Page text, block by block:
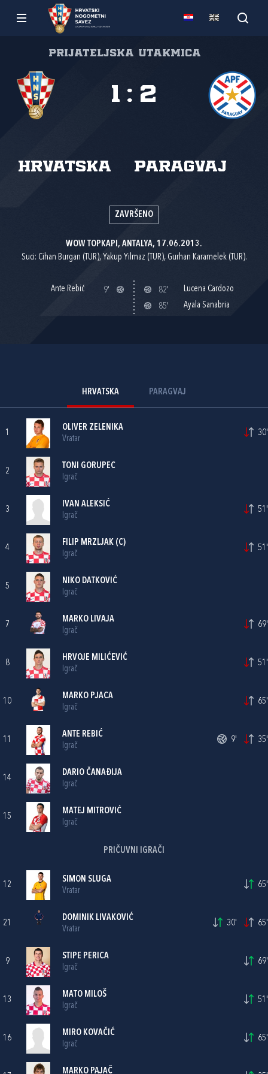
Prijateljska utakmica
Hrvatska Paragvaj
1 : 2
ZAVRŠENO
WOW TOPKAPI, ANTALYA, 17.06.2013.
Suci: Cihan Burgan (TUR), Yakup Yilmaz (TUR), Gurhan Karamelek (TUR).
Ante Rebić 9' 82'
Lucena Cardozo
85'
Ayala Sanabria
HRVATSKA PARAGVAJ
1
OLIVER ZELENIKA
Vratar
30'
2
TONI GORUPEC
Igrač
3
IVAN ALEKSIĆ
Igrač
51'
4
FILIP MRZLJAK (C)
Igrač
51'
5
NIKO DATKOVIĆ
Igrač
7
MARKO LIVAJA
Igrač
69'
8
HRVOJE MILIĆEVIĆ
Igrač
51'
10
MARKO PJACA
Igrač
65'
11
ANTE REBIĆ
Igrač
9' 35'
14
DARIO ČANAĐIJA
Igrač
15
MATEJ MITROVIĆ
Igrač
PRIČUVNI IGRAČI
12
SIMON SLUGA
Vratar
65'
21
DOMINIK LIVAKOVIĆ
Vratar
30' 65'
9
STIPE PERICA
Igrač
69'
13
MATO MILOŠ
Igrač
51'
16
MIRO KOVAČIĆ
Igrač
65'
MARKO PAJAČ